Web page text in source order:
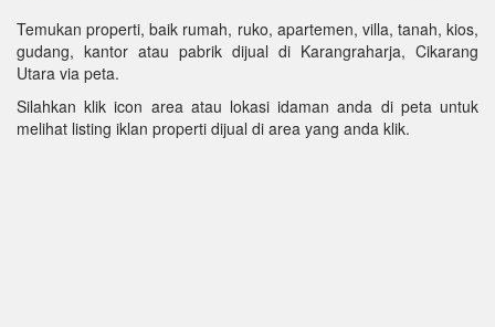
Temukan properti, baik rumah, ruko, apartemen, villa, tanah, kios,
gudang, kantor atau pabrik dijual di Karangraharja, Cikarang
Utara via peta.
Silahkan klik icon area atau lokasi idaman anda di peta untuk
melihat listing iklan properti dijual di area yang anda klik.